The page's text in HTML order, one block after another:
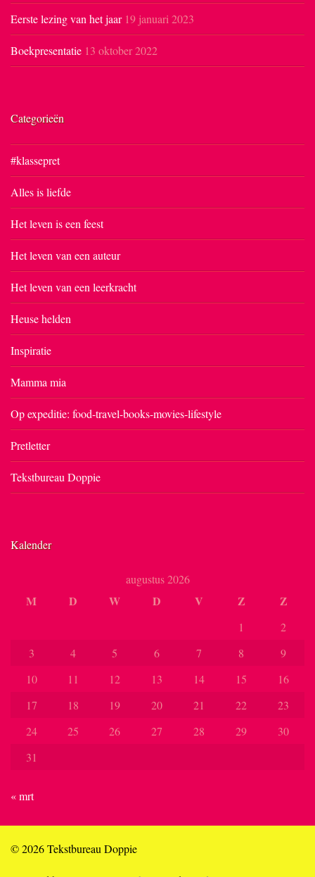
Eerste lezing van het jaar 19 januari 2023
Boekpresentatie 13 oktober 2022
Categorieën
#klassepret
Alles is liefde
Het leven is een feest
Het leven van een auteur
Het leven van een leerkracht
Heuse helden
Inspiratie
Mamma mia
Op expeditie: food-travel-books-movies-lifestyle
Pretletter
Tekstbureau Doppie
Kalender
augustus 2026
M D W D V Z Z
1
2
3
4 5 6 7 8
9
10
11 12 13 14 15
16
17
18 19 20 21 22
23
24
25 26 27 28 29
30
31
« mrt
© 2026 Tekstbureau Doppie